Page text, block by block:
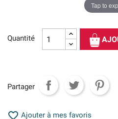
Tap to
Quantité
Partager
 Ajouter à mes favoris